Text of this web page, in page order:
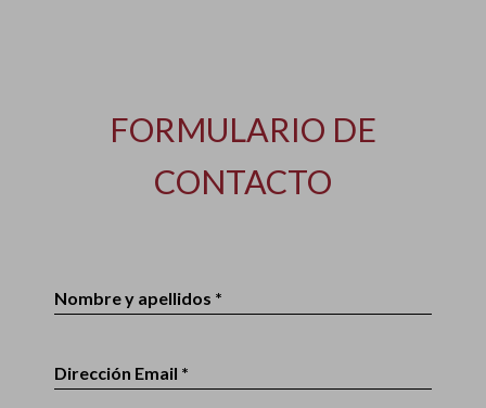
FORMULARIO DE
CONTACTO
Nombre y apellidos *
Dirección Email *